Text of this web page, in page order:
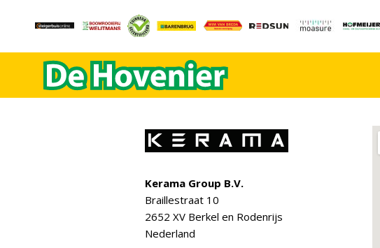
Kerama Group B.V.
Braillestraat 10
2652 XV Berkel en Rodenrijs
Nederland